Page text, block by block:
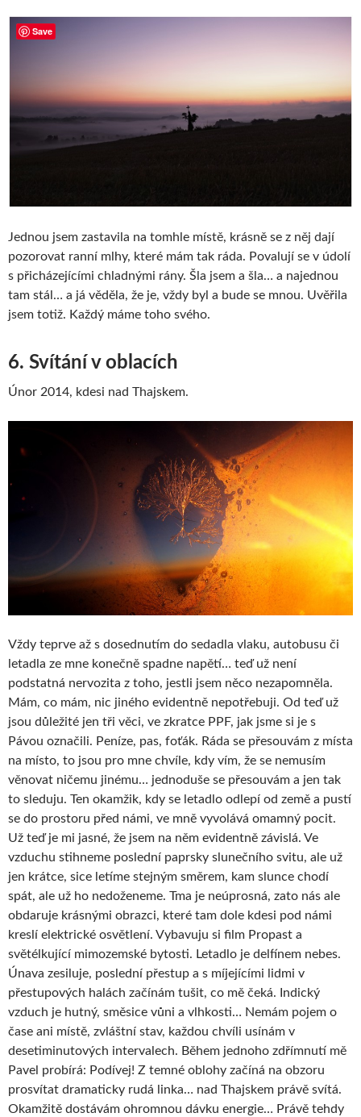
Jednou jsem zastavila na tomhle místě, krásně se z něj dají
pozorovat ranní mlhy, které mám tak ráda. Povalují se v údolí
s přicházejícími chladnými rány. Šla jsem a šla… a najednou
tam stál… a já věděla, že je, vždy byl a bude se mnou. Uvěřila
jsem totiž. Každý máme toho svého.
6. Svítání v oblacích
Únor 2014, kdesi nad Thajskem.
Vždy teprve až s dosednutím do sedadla vlaku, autobusu či
letadla ze mne konečně spadne napětí… teď už není
podstatná nervozita z toho, jestli jsem něco nezapomněla.
Mám, co mám, nic jiného evidentně nepotřebuji. Od teď už
jsou důležité jen tři věci, ve zkratce PPF, jak jsme si je s
Pávou označili. Peníze, pas, foťák. Ráda se přesouvám z místa
na místo, to jsou pro mne chvíle, kdy vím, že se nemusím
věnovat ničemu jinému… jednoduše se přesouvám a jen tak
to sleduju. Ten okamžik, kdy se letadlo odlepí od země a pustí
se do prostoru před námi, ve mně vyvolává omamný pocit.
Už teď je mi jasné, že jsem na něm evidentně závislá. Ve
vzduchu stihneme poslední paprsky slunečního svitu, ale už
jen krátce, sice letíme stejným směrem, kam slunce chodí
spát, ale už ho nedoženeme. Tma je neúprosná, zato nás ale
obdaruje krásnými obrazci, které tam dole kdesi pod námi
kreslí elektrické osvětlení. Vybavuju si film Propast a
světélkující mimozemské bytosti. Letadlo je delfínem nebes.
Únava zesiluje, poslední přestup a s míjejícími lidmi v
přestupových halách začínám tušit, co mě čeká. Indický
vzduch je hutný, směsice vůni a vlhkosti… Nemám pojem o
čase ani místě, zvláštní stav, každou chvíli usínám v
desetiminutových intervalech. Během jednoho zdřímnutí mě
Pavel probírá: Podívej! Z temné oblohy začíná na obzoru
prosvítat dramaticky rudá linka… nad Thajskem právě svítá.
Okamžitě dostávám ohromnou dávku energie… Právě tehdy
Save